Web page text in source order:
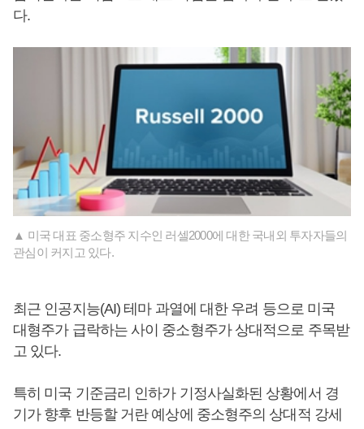
다.
▲ 미국 대표 중소형주 지수인 러셀2000에 대한 국내외 투자자들의
관심이 커지고 있다.
최근 인공지능(AI) 테마 과열에 대한 우려 등으로 미국
대형주가 급락하는 사이 중소형주가 상대적으로 주목받
고 있다.
특히 미국 기준금리 인하가 기정사실화된 상황에서 경
기가 향후 반등할 거란 예상에 중소형주의 상대적 강세